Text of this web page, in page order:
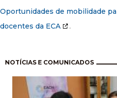
Oportunidades de mobilidade
docentes da ECA
.
NOTÍCIAS E COMUNICADOS
Paginação